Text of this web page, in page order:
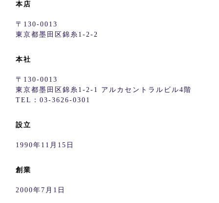
本店
〒130-0013
東京都墨田区錦糸1-2-2
本社
〒130-0013
東京都墨田区錦糸1-2-1 アルカセントラルビル4階
TEL：03-3626-0301
設立
1990年11月15日
創業
2000年7月1日